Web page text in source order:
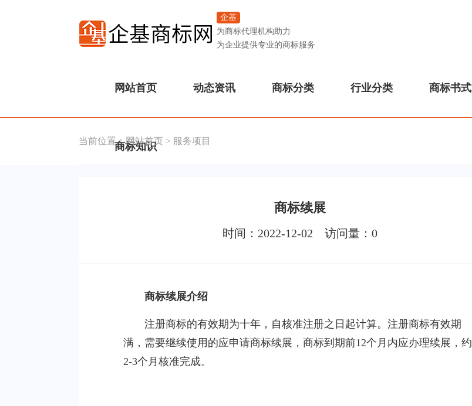
企基
为商标代理机构助力
为企业提供专业的商标服务
网站首页 动态资讯 商标分类 行业分类 商标书式
商标知识
当前位置：网站首页 > 服务项目
商标续展
时间：2022-12-02 访问量： 0
商标续展介绍
注册商标的有效期为十年，自核准注册之日起计算。注册商标有效期
满，需要继续使用的应申请商标续展，商标到期前12个月内应办理续展，约
2-3个月核准完成。